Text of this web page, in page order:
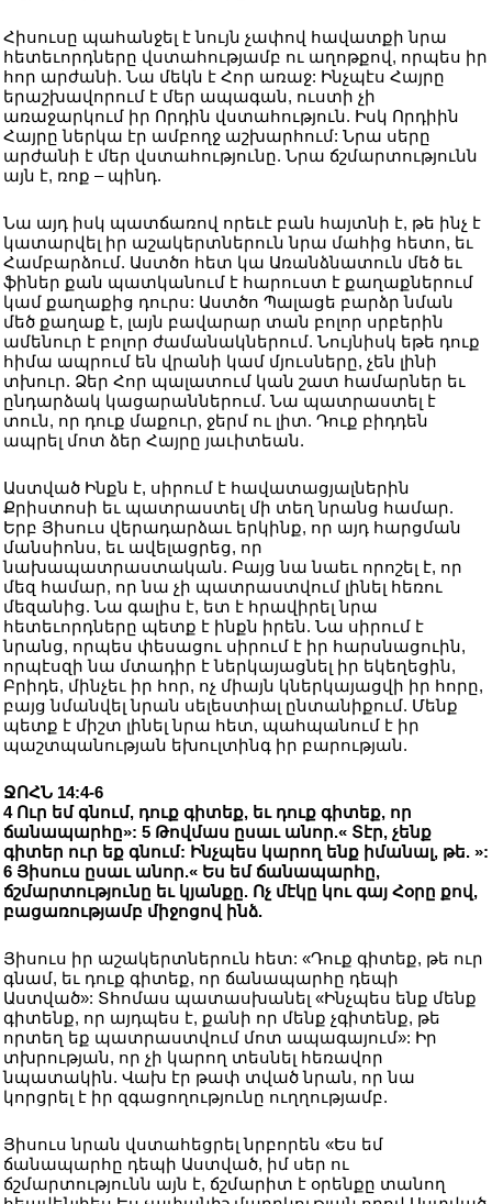
Հիսուսը պահանջել է նույն չափով հավատքի նրա
հետեւորդները վստահությամբ ու աղոթքով, որպես իր
հոր արժանի. Նա մեկն է Հոր առաջ: Ինչպէս Հայրը
երաշխավորում է մեր ապագան, ուստի չի
առաջարկում իր Որդին վստահություն. Իսկ Որդիին
Հայրը ներկա էր ամբողջ աշխարհում: Նրա սերը
արժանի է մեր վստահությունը. Նրա ճշմարտությունն
այն է, ռոք – պինդ.
Նա այդ իսկ պատճառով որեւէ բան հայտնի է, թե ինչ է
կատարվել իր աշակերտներուն նրա մահից հետո, եւ
Համբարձում. Աստծո հետ կա Առանձնատուն մեծ եւ
ֆիներ քան պատկանում է հարուստ է քաղաքներում
կամ քաղաքից դուրս: Աստծո Պալացե բարձր նման
մեծ քաղաք է, լայն բավարար տան բոլոր սրբերին
ամենուր է բոլոր ժամանակներում. Նույնիսկ եթե դուք
հիմա ապրում են վրանի կամ մյուսները, չեն լինի
տխուր. Ձեր Հոր պալատում կան շատ համարներ եւ
ընդարձակ կացարաններում. Նա պատրաստել է
տուն, որ դուք մաքուր, ջերմ ու լիտ. Դուք բիդդեն
ապրել մոտ ձեր Հայրը յաւիտեան.
Աստված Ինքն է, սիրում է հավատացյալներին
Քրիստոսի եւ պատրաստել մի տեղ նրանց համար.
Երբ Յիսուս վերադարձաւ երկինք, որ այդ հարցման
մանսիոնս, եւ ավելացրեց, որ
նախապատրաստական. Բայց նա նաեւ որոշել է, որ
մեզ համար, որ նա չի պատրաստվում լինել հեռու
մեզանից. Նա գալիս է, ետ է հրավիրել նրա
հետեւորդները պետք է ինքն իրեն. Նա սիրում է
նրանց, որպես փեսացու սիրում է իր հարսնացուին,
որպէսզի նա մտադիր է ներկայացնել իր եկեղեցին,
Բրիդե, մինչեւ իր հոր, ոչ միայն կներկայացվի իր հորը,
բայց նմանվել նրան սելեստիալ ընտանիքում. Մենք
պետք է միշտ լինել նրա հետ, պահպանում է իր
պաշտպանության եխուլտինգ իր բարության.
ՋՈՀՆ 14:4-6
4 Ուր եմ գնում, դուք գիտեք, եւ դուք գիտեք, որ
ճանապարհը»: 5 Թովմաս ըսաւ անոր.« Տէր, չենք
գիտեր ուր եք գնում: Ինչպես կարող ենք իմանալ, թե. »:
6 Յիսուս ըսաւ անոր.« Ես եմ ճանապարհը,
ճշմարտությունը եւ կյանքը. Ոչ մէկը կու գայ Հօրը քով,
բացառությամբ միջոցով ինձ.
Յիսուս իր աշակերտներուն հետ: «Դուք գիտեք, թե ուր
գնամ, եւ դուք գիտեք, որ ճանապարհը դեպի
Աստված»: Տհոմաս պատասխանել «Ինչպես ենք մենք
գիտենք, որ այդպես է, քանի որ մենք չգիտենք, թե
որտեղ եք պատրաստվում մոտ ապագայում»: Իր
տխրության, որ չի կարող տեսնել հեռավոր
նպատակին. Վախ էր թափ տված նրան, որ նա
կորցրել է իր զգացողությունը ուղղությամբ.
Յիսուս նրան վստահեցրել նրբորեն «Ես եմ
ճանապարհը դեպի Աստված, իմ սեր ու
ճշմարտությունն այն է, ճշմարիտ է օրենքը տանող